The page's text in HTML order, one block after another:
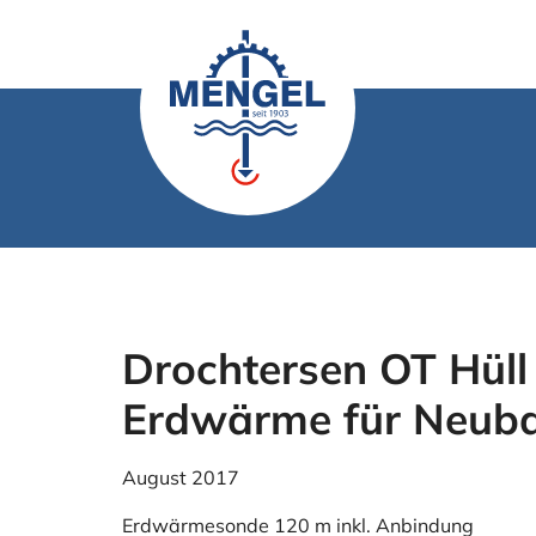
Drochtersen OT
Erdwärme für
August 2017
Erdwärmesonde 120 m inkl. Anbindung